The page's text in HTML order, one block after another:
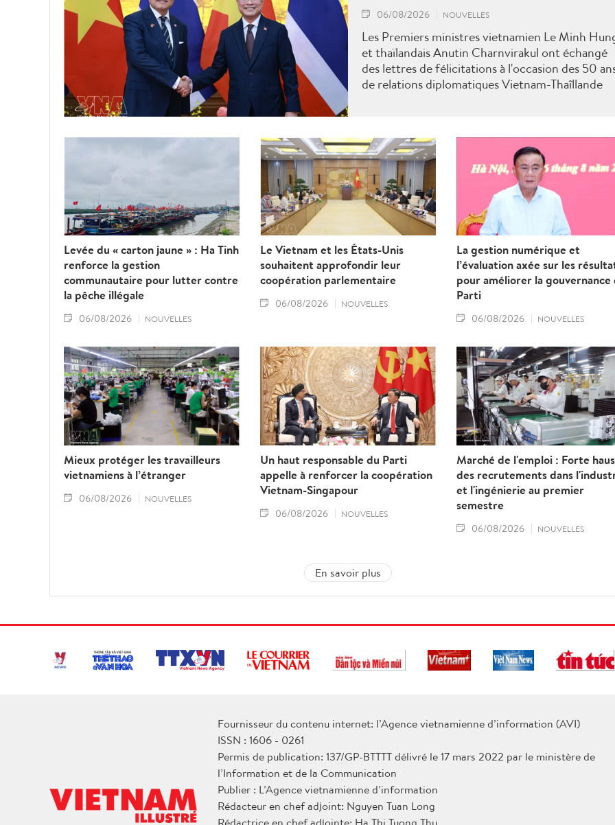
06/08/2026 NOUVELLES
Les Premiers ministres vietnamien Le Minh
et thaïlandais Anutin Charnvirakul ont échangé
des lettres de félicitations à l'occasion des 50
de relations diplomatiques Vietnam-Thaîllande
Levée du « carton jaune » : Ha Tinh
renforce la gestion
communautaire pour lutter contre
la pêche illégale
06/08/2026 NOUVELLES
Le Vietnam et les États-Unis
souhaitent approfondir leur
coopération parlementaire
06/08/2026 NOUVELLES
La gestion numérique et
l’évaluation axée sur les
pour améliorer la gouvernance
Parti
06/08/2026 NOUVELLES
Mieux protéger les travailleurs
vietnamiens à l’étranger
06/08/2026 NOUVELLES
Un haut responsable du Parti
appelle à renforcer la coopération
Vietnam-Singapour
06/08/2026 NOUVELLES
Marché de l'emploi : Forte
des recrutements dans
et l'ingénierie au premier
semestre
06/08/2026 NOUVELLES
En savoir plus
Fournisseur du contenu internet: l’Agence vietnamienne d’information (AVI)
ISSN : 1606 - 0261
Permis de publication: 137/GP-BTTTT délivré le 17 mars 2022 par le ministère de
l’Information et de la Communication
Publier : L’Agence vietnamienne d’information
Rédacteur en chef adjoint: Nguyen Tuan Long
Rédactrice en chef adjointe: Ha Thi Tuong Thu